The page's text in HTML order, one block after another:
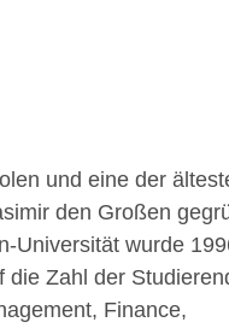
und eine der
den Großen
Universität wurde
Zahl der
Finance,